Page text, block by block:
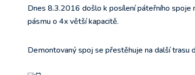
Dnes 8.3.2016 došlo k posílení páteřního spoje
pásmu o 4x větší kapacitě.
Demontovaný spoj se přestěhuje na další trasu